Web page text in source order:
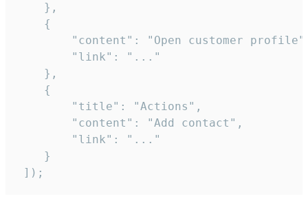
    },
    {
"content": "Open customer
        "link": "..."
    },
    {
        "title": "Actions",
        "content": "Add contact",
        "link": "..."
    }
]);